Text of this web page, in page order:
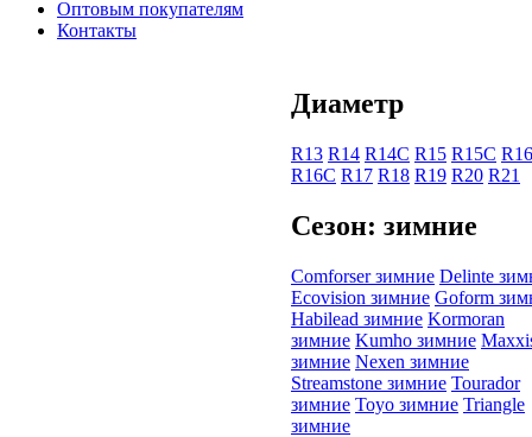
Оптовым покупателям
Контакты
Диаметр
R13 R14 R14С R15 R15С R16
R16С R17 R18 R19 R20 R21
Сезон: зимние
Comforser зимние Delinte
Ecovision зимние Goform
Habilead зимние Kormoran
зимние Kumho зимние
зимние Nexen зимние
Streamstone зимние Tourador
зимние Toyo зимние Triangle
зимние